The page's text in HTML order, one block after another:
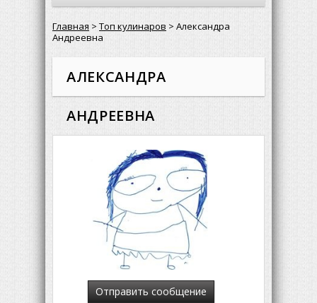
Главная > Топ кулинаров > Александра
Андреевна
АЛЕКСАНДРА
АНДРЕЕВНА
Отправить сообщение